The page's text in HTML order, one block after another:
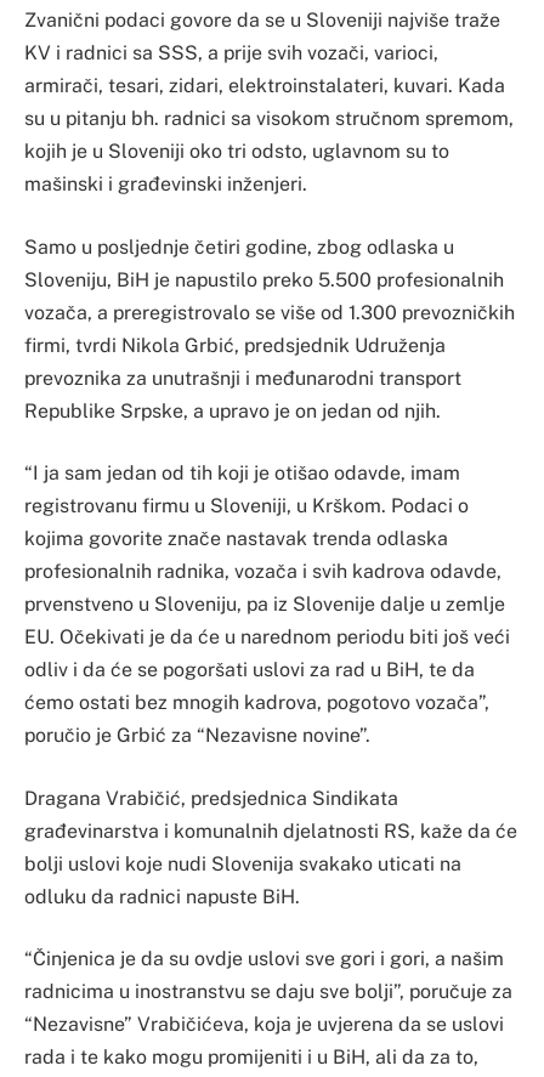
Zvanični podaci govore da se u Sloveniji najviše traže
KV i radnici sa SSS, a prije svih vozači, varioci,
armirači, tesari, zidari, elektroinstalateri, kuvari. Kada
su u pitanju bh. radnici sa visokom stručnom spremom,
kojih je u Sloveniji oko tri odsto, uglavnom su to
mašinski i građevinski inženjeri.
Samo u posljednje četiri godine, zbog odlaska u
Sloveniju, BiH je napustilo preko 5.500 profesionalnih
vozača, a preregistrovalo se više od 1.300 prevozničkih
firmi, tvrdi Nikola Grbić, predsjednik Udruženja
prevoznika za unutrašnji i međunarodni transport
Republike Srpske, a upravo je on jedan od njih.
“I ja sam jedan od tih koji je otišao odavde, imam
registrovanu firmu u Sloveniji, u Krškom. Podaci o
kojima govorite znače nastavak trenda odlaska
profesionalnih radnika, vozača i svih kadrova odavde,
prvenstveno u Sloveniju, pa iz Slovenije dalje u zemlje
EU. Očekivati je da će u narednom periodu biti još veći
odliv i da će se pogoršati uslovi za rad u BiH, te da
ćemo ostati bez mnogih kadrova, pogotovo vozača”,
poručio je Grbić za “Nezavisne novine”.
Dragana Vrabičić, predsjednica Sindikata
građevinarstva i komunalnih djelatnosti RS, kaže da će
bolji uslovi koje nudi Slovenija svakako uticati na
odluku da radnici napuste BiH.
“Činjenica je da su ovdje uslovi sve gori i gori, a našim
radnicima u inostranstvu se daju sve bolji”, poručuje za
“Nezavisne” Vrabičićeva, koja je uvjerena da se uslovi
rada i te kako mogu promijeniti i u BiH, ali da za to,